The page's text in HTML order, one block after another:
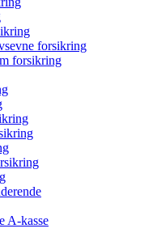
forsikring
forsikring
A-kasse